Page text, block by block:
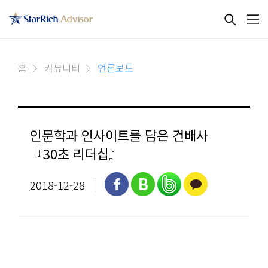
홈 커뮤니티 언론보도
인문학과 인사이트를 담은 건배사
『30초 리더십』​
2018-12-28